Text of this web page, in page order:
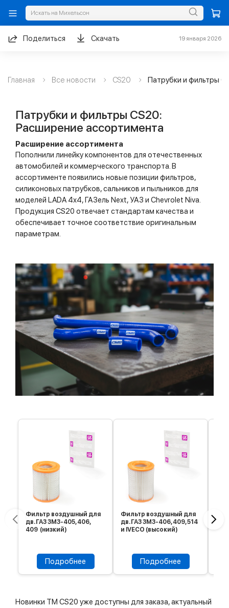
Главная Все новости CS20 Патрубки и фильтры
Поделиться Скачать 19 января 2026
Патрубки и фильтры CS20:
Расширение ассортимента
Расширение ассортимента
Пополнили линейку компонентов для отечественных
автомобилей и коммерческого транспорта. В
ассортименте появились новые позиции фильтров,
силиконовых патрубков, сальников и пыльников для
моделей LADA 4x4, ГАЗель Next, УАЗ и Chevrolet Niva.
Продукция CS20 отвечает стандартам качества и
обеспечивает точное соответствие оригинальным
параметрам.
Фильтр воздушный для
дв. ГАЗ ЗМЗ-405, 406,
409 (низкий)
Подробнее
Фильтр воздушный для
дв. ГАЗ ЗМЗ-406, 409, 514
и IVECO (высокий)
Подробнее
Новинки ТМ CS20 уже доступны для заказа, актуальный